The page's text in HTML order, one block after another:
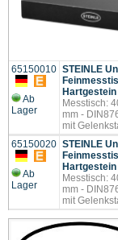
65150010
Ab
Lager
STEINLE
Hartgestein
Messtisch:
mm -
mit
65150020
Ab
Lager
STEINLE
Hartgestein
Messtisch:
mm -
mit